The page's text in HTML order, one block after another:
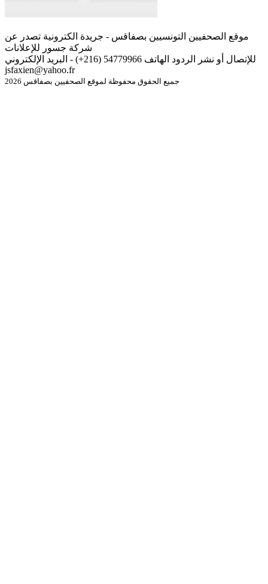
موقع الصحفيين التونسيين بصفاقس - جريدة الكترونية تصدر عن
شركة جسور للإعلانات
للإتصال أو نشر الردود الهاتف 54779966 (216+) - البريد الإلكتروني
jsfaxien@yahoo.fr
جميع الحقوق محفوظة لموقع الصحفيين بصفاقس 2026